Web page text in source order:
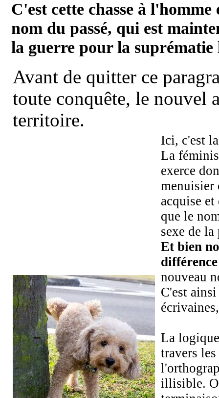
C'est cette chasse à
nom du passé, qui est
la guerre pour la suprématie
Avant de quitter ce
toute conquête, le nouvel
territoire.
Ici, c'est
La
exerce
menuisier
acquise
que le
sexe de
Et bien
nouveau
C'est
La
travers les
illisible.